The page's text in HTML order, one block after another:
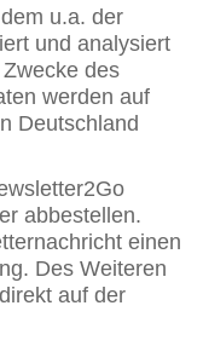
u.a. der
und analysiert
des
werden auf
Deutschland
abbestellen.
einen
Des Weiteren
auf der